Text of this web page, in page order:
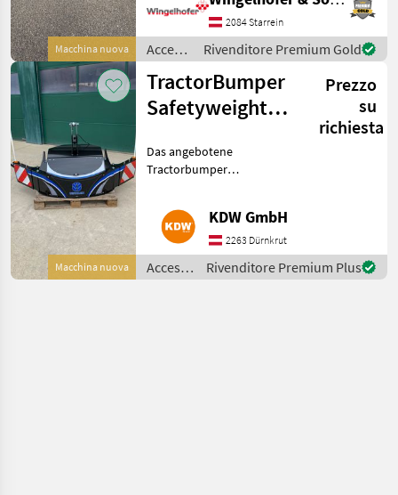
Macchina nuova
Gewicht - geringe Bauhöhe -
integriertes Zugmaul
vorhandene Baugröße
2084 Starrein
Accessori
per
trattore
/
Sonstige
Rivenditore Premium Gold
Macchina nuova
TractorBumper
Safetyweight
Frontgewicht
Prezzo
su
richiesta
Das angebotene
Tractorbumper
folgende Ausstattung: +
1000kg Gewicht mit
integrierter versperrbaren
Staubox mit ca.55l Fass
KDW GmbH
2263 Dürnkrut
Accessori
per
Rivenditore Premium Plus